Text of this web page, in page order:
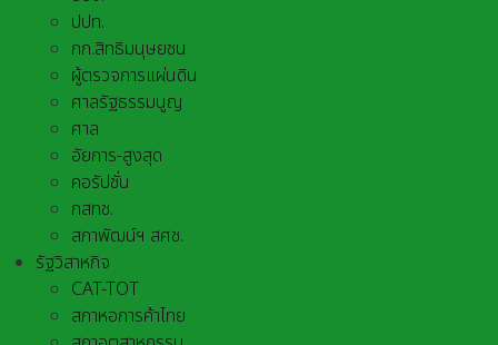
ปปท.
กก.สิทธิมนุษยชน
ผู้ตรวจการแผ่นดิน
ศาลรัฐธรรมนูญ
ศาล
อัยการ-สูงสุด
คอรัปชั่น
กสทช.
สภาพัฒน์ฯ สศช.
รัฐวิสาหกิจ
CAT-TOT
สภาหอการค้าไทย